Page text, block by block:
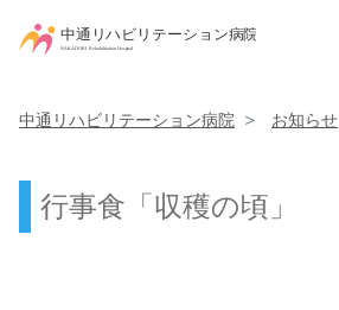
中通リハビリテーション病院 お知らせ
行事食「収穫の頃」